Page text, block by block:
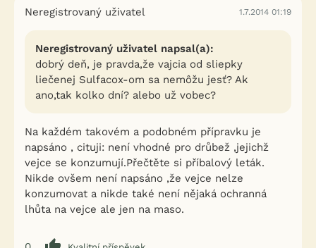
Neregistrovaný uživatel 1.7.2014 01:19
Neregistrovaný uživatel napsal(a):
dobrý deň, je pravda,že vajcia od sliepky
liečenej Sulfacox-om sa nemôžu jesť? Ak
ano,tak kolko dní? alebo už vobec?
Na každém takovém a podobném přípravku je
napsáno , cituji: není vhodné pro drůbež ,jejichž
vejce se konzumují.Přečtěte si příbalový leták.
Nikde ovšem není napsáno ,že vejce nelze
konzumovat a nikde také není nějaká ochranná
lhůta na vejce ale jen na maso.